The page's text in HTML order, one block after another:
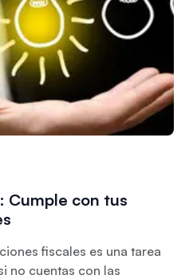
Cumple con tus
fiscales es una tarea
no cuentas con las